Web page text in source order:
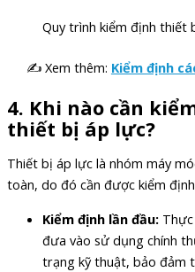
Quy trình kiểm định thiết
✍ Xem thêm: Kiểm định
4. Khi nào cần
thiết bị áp lực?
Thiết bị áp lực là nhóm máy
toàn, do đó cần được kiểm
Kiểm định lần đầu:
đưa vào sử dụng chính
trạng kỹ thuật, bảo đảm